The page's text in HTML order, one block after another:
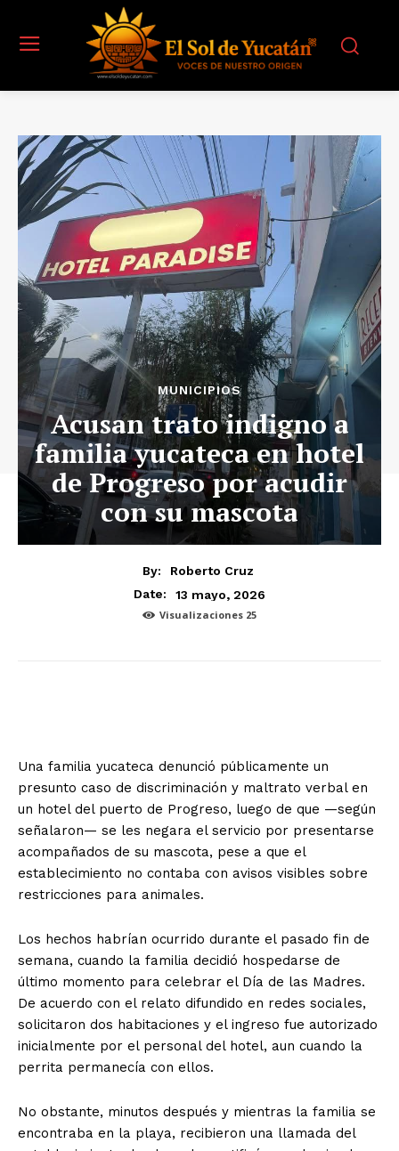
MUNICIPIOS
Acusan trato indigno a
familia yucateca en hotel
de Progreso por acudir
con su mascota
By:
Roberto Cruz
Date:
13 mayo, 2026
Visualizaciones 25
Una familia yucateca denunció públicamente un
presunto caso de discriminación y maltrato verbal en
un hotel del puerto de Progreso, luego de que —según
señalaron— se les negara el servicio por presentarse
acompañados de su mascota, pese a que el
establecimiento no contaba con avisos visibles sobre
restricciones para animales.
Los hechos habrían ocurrido durante el pasado fin de
semana, cuando la familia decidió hospedarse de
último momento para celebrar el Día de las Madres.
De acuerdo con el relato difundido en redes sociales,
solicitaron dos habitaciones y el ingreso fue autorizado
inicialmente por el personal del hotel, aun cuando la
perrita permanecía con ellos.
No obstante, minutos después y mientras la familia se
encontraba en la playa, recibieron una llamada del